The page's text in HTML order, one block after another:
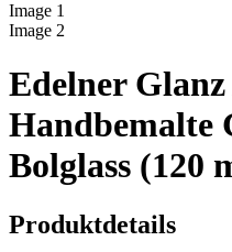
Image 1
Image 2
Edelner
Handbemalte
Bolglass (120
Produktdetails